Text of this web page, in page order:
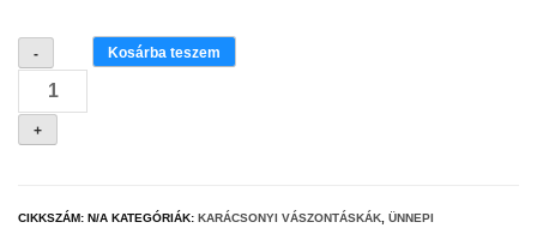
-
christmas
Leo
knitted
mennyiség
+
Kosárba teszem
CIKKSZÁM: N/A KATEGÓRIÁK: KARÁCSONYI VÁSZONTÁSKÁK ÜNNEPI